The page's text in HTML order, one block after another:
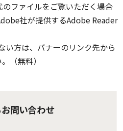
のファイルをご覧いただく場合
社が提供するAdobe Reader
い方は、バナーのリンク先から
（無料）
問い合わせ